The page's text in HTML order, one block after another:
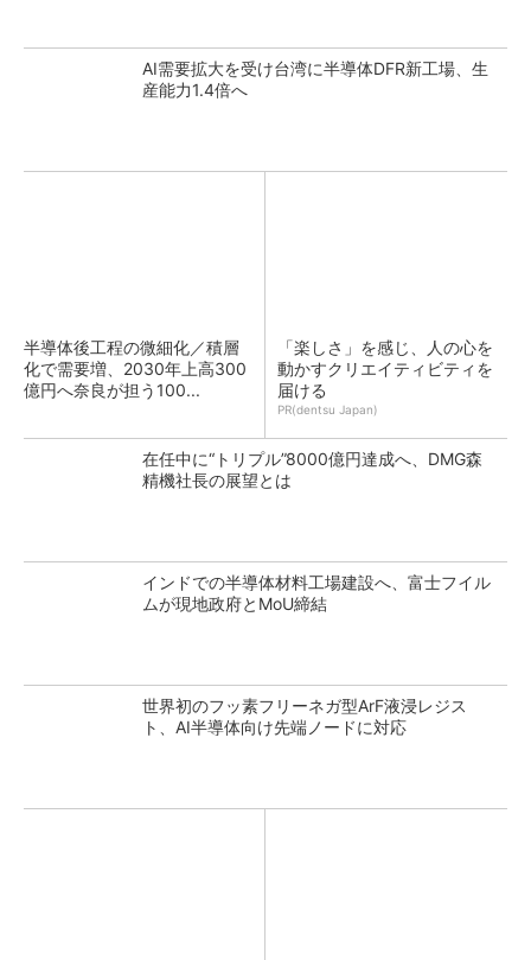
AI需要拡大を受け台湾に半導体DFR新工場、生
産能力1.4倍へ
半導体後工程の微細化／積層
化で需要増、2030年上高300
億円へ奈良が担う100...
「楽しさ」を感じ、人の心を
動かすクリエイティビティを
届ける
PR(dentsu Japan)
在任中に“トリプル”8000億円達成へ、DMG森
精機社長の展望とは
インドでの半導体材料工場建設へ、富士フイル
ムが現地政府とMoU締結
世界初のフッ素フリーネガ型ArF液浸レジス
ト、AI半導体向け先端ノードに対応